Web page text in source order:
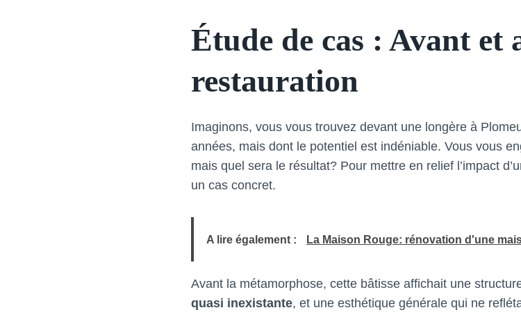
Étude de cas : Avant et
restauration
Imaginons, vous vous trouvez devant une longère à
années, mais dont le potentiel est indéniable. Vous vous
mais quel sera le résultat? Pour mettre en relief l’impact
un cas concret.
A lire également : La Maison Rouge: rénovation d'une
Avant la métamorphose, cette bâtisse affichait une
quasi inexistante, et une esthétique générale qui ne